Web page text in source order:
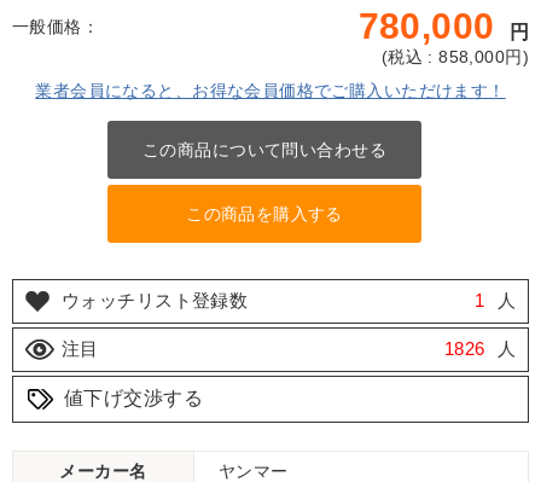
一般価格： 780,000 円
(税込 : 858,000円)
業者会員になると、お得な会員価格でご購入いただけます！
この商品について問い合わせる
この商品を購入する
ウォッチリスト登録数 1 人
注目 1826 人
値下げ交渉する
メーカー名 ヤンマー